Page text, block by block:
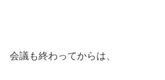
会議も終わってからは、